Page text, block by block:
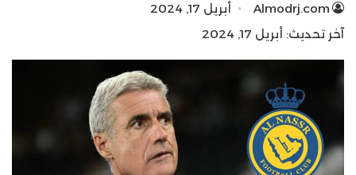
Almodrj.com
أبريل 17, 2024
آخر تحديث: أبريل 17, 2024